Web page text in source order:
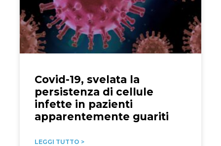
Covid-19, svelata la
persistenza di cellule
infette in pazienti
apparentemente guariti
LEGGI TUTTO >